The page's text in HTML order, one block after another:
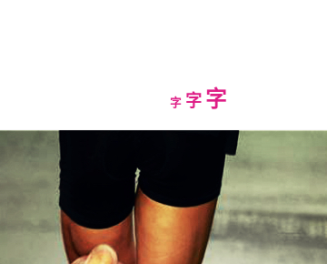
字Decrease
字Reset
字Increase
font
size.